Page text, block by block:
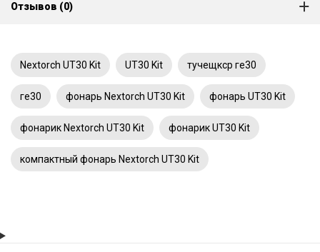
Отзывов (0)
Nextorch UT30 Kit UT30 Kit тучещкср ге30
ге30 фонарь Nextorch UT30 Kit фонарь UT30 Kit
фонарик Nextorch UT30 Kit фонарик UT30 Kit
компактный фонарь Nextorch UT30 Kit